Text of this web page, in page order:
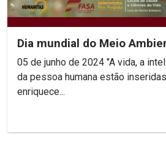
Dia mundial do Meio
05 de junho de 2024 "A vida, a inteligência e a liberdade
da pessoa humana estão
enriquece...